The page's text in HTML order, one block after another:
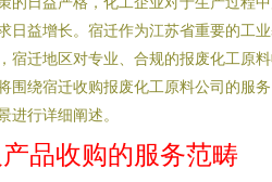
日益增长。宿迁作为江苏省重要的工
宿迁地区对专业、合规的报废化工原
围绕宿迁收购报废化工原料公司的服
进行详细阐述。
品收购的服务范畴